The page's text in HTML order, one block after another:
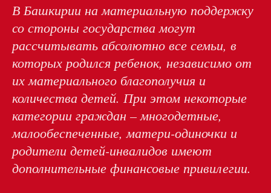
В Башкирии на материальную поддержку
со стороны государства могут
рассчитывать абсолютно все семьи, в
которых родился ребенок, независимо от
их материального благополучия и
количества детей. При этом некоторые
категории граждан – многодетные,
малообеспеченные, матери-одиночки и
родители детей-инвалидов имеют
дополнительные финансовые привилегии.